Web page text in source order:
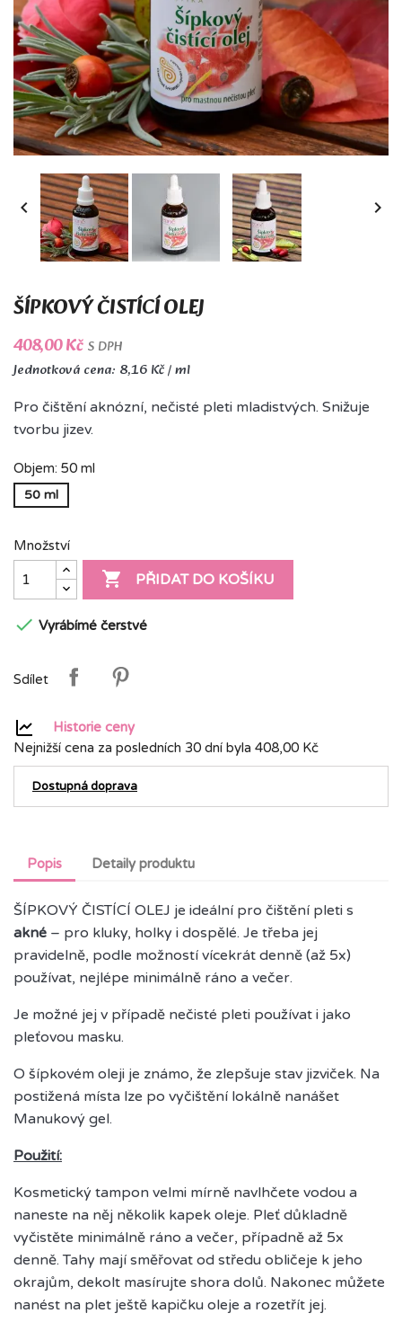
 
ŠÍPKOVÝ ČISTÍCÍ OLEJ
408,00 Kč S DPH
Jednotková cena: 8,16 Kč / ml
Pro čištění aknózní, nečisté pleti mladistvých. Snižuje
tvorbu jizev.
Objem: 50 ml
50 ml
Množství
 PŘIDAT DO KOŠÍKU
 Vyrábímé čerstvé
Sdílet
Historie ceny
Nejnižší cena za posledních 30 dní byla 408,00 Kč
Dostupná doprava
Popis Detaily produktu
ŠÍPKOVÝ ČISTÍCÍ OLEJ je ideální pro čištění pleti s
akné – pro kluky, holky i dospělé. Je třeba jej
pravidelně, podle možností vícekrát denně (až 5x)
používat, nejlépe minimálně ráno a večer.
Je možné jej v případě nečisté pleti používat i jako
pleťovou masku.
O šípkovém oleji je známo, že zlepšuje stav jizviček. Na
postižená místa lze po vyčištění lokálně nanášet
Manukový gel.
Použití:
Kosmetický tampon velmi mírně navlhčete vodou a
naneste na něj několik kapek oleje. Pleť důkladně
vyčistěte minimálně ráno a večer, případně až 5x
denně. Tahy mají směřovat od středu obličeje k jeho
okrajům, dekolt masírujte shora dolů. Nakonec můžete
nanést na plet ještě kapičku oleje a rozetřít jej.